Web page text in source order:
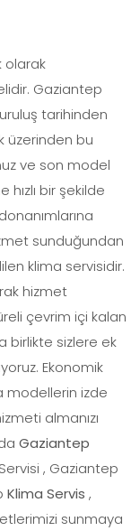
olarak
Gaziantep
tarihinden
üzerinden bu
ve son model
bir şekilde
sunduğundan
klima servisidir.
hizmet
çevrim içi kalan
birlikte sizlere ek
Ekonomik
modellerin izde
almanızı
Gaziantep
, Gaziantep
Klima Servis ,
sunmaya